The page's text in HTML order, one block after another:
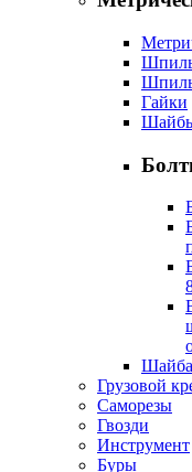
Гайки
Грузовой
Саморезы
Гвозди
Инструмент
Буры